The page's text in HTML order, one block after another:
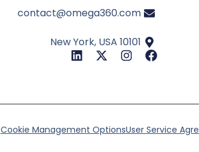
contact@omega360.com
New York, USA 10101
User Service
Cookie Management Options